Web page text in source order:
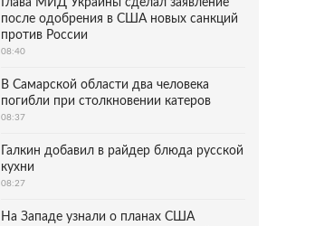
Глава МИД Украины сделал заявление
после одобрения в США новых санкций
против России
08:40
В Самарской области два человека
погибли при столкновении катеров
08:37
Галкин добавил в райдер блюда русской
кухни
08:27
На Западе узнали о планах США